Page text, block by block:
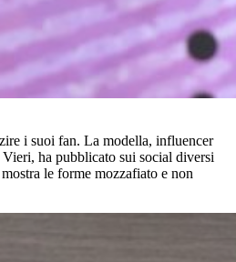
i suoi fan. La modella, influencer
ha pubblicato sui social diversi
le forme mozzafiato e non